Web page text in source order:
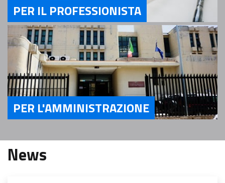
Servizi Per il Professionista
PER IL PROFESSIONISTA
PER L'AMMINISTRAZIONE
News